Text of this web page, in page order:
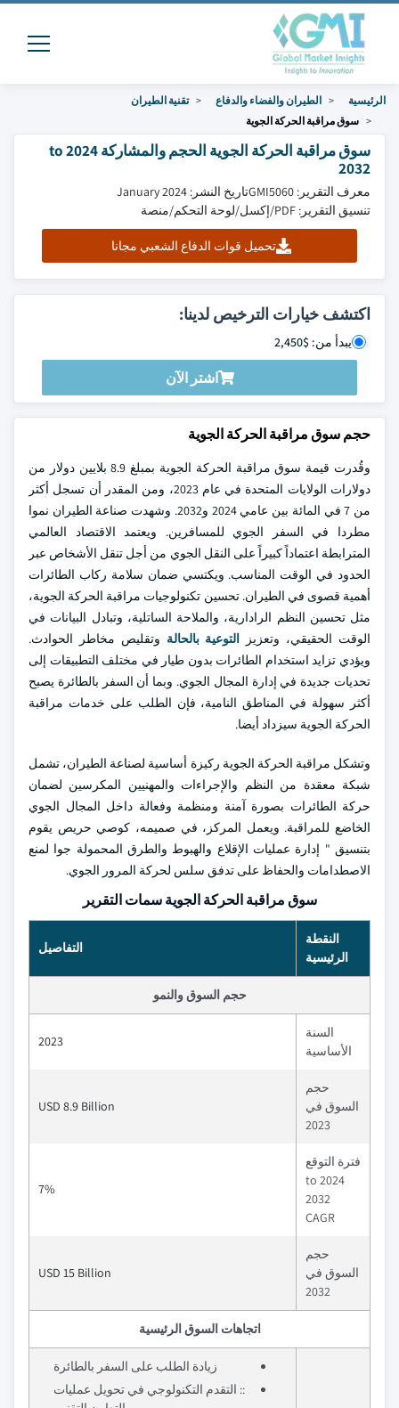
الرئيسية الطيران والفضاء والدفاع
تقنية الطيران
سوق مراقبة الحركة الجوية
سوق مراقبة الحركة الجوية الحجم والمشاركة 2024 to
2032
معرف التقرير: GMI5060
تاريخ النشر: January 2024
تنسيق التقرير: PDF/إكسل/لوحة التحكم/منصة
تحميل قوات الدفاع الشعبي مجانا
اكتشف خيارات الترخيص لدينا:
يبدأ من: $2,450
اشتر الآن
حجم سوق مراقبة الحركة الجوية
وقُدرت قيمة سوق مراقبة الحركة الجوية بمبلغ 8.9 بلايين دولار من
دولارات الولايات المتحدة في عام 2023، ومن المقدر أن تسجل أكثر
من 7 في المائة بين عامي 2024 و2032. وشهدت صناعة الطيران نموا
مطردا في السفر الجوي للمسافرين. ويعتمد الاقتصاد العالمي
المترابطة اعتماداً كبيراً على النقل الجوي من أجل تنقل الأشخاص عبر
الحدود في الوقت المناسب. ويكتسي ضمان سلامة ركاب الطائرات
أهمية قصوى في الطيران. تحسين تكنولوجيات مراقبة الحركة الجوية،
مثل تحسين النظم الرادارية، والملاحة الساتلية، وتبادل البيانات في
الوقت الحقيقي، وتعزيز
التوعية بالحالة وتقليص مخاطر الحوادث.
ويؤدي تزايد استخدام الطائرات بدون طيار في مختلف التطبيقات إلى
تحديات جديدة في إدارة المجال الجوي. وبما أن السفر بالطائرة يصبح
أكثر سهولة في المناطق النامية، فإن الطلب على خدمات مراقبة
الحركة الجوية سيزداد أيضا.
وتشكل مراقبة الحركة الجوية ركيزة أساسية لصناعة الطيران، تشمل
شبكة معقدة من النظم والإجراءات والمهنيين المكرسين لضمان
حركة الطائرات بصورة آمنة ومنظمة وفعالة داخل المجال الجوي
الخاضع للمراقبة. ويعمل المركز، في صميمه، كوصي حريص يقوم
بتنسيق " إدارة عمليات الإقلاع والهبوط والطرق المحمولة جوا لمنع
الاصطدامات والحفاظ على تدفق سلس لحركة المرور الجوي.
سوق مراقبة الحركة الجوية سمات التقرير
النقطة
الرئيسية
التفاصيل
حجم السوق والنمو
السنة
الأساسية
2023
حجم
السوق في
2023
USD 8.9 Billion
فترة التوقع
2024 to
2032
CAGR
7%
حجم
السوق في
2032
USD 15 Billion
اتجاهات السوق الرئيسية
زيادة الطلب على السفر بالطائرة
:: التقدم التكنولوجي في تحويل عمليات